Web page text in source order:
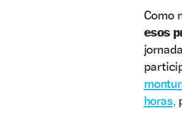
Como
esos
horas,